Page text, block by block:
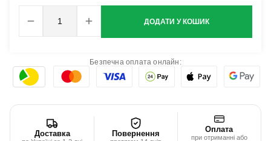
ДОДАТИ У КОШИК
Безпечна оплата онлайн:
Доставка Повернення Оплата
при отриманні або